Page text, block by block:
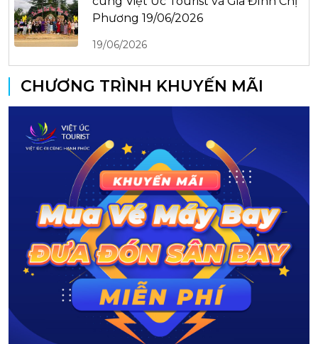
Phương 19/06/2026
19/06/2026
CHƯƠNG TRÌNH KHUYẾN MÃI